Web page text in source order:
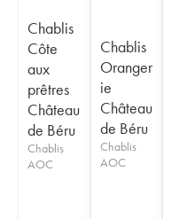
Chablis
Côte
aux
prêtres
Château
de Béru
Chablis
AOC
Chablis
Oranger
ie
Château
de Béru
Chablis
AOC